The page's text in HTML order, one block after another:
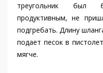
треугольник был
продуктивным, не
подгребать. Длину
подает песок в
мягче.